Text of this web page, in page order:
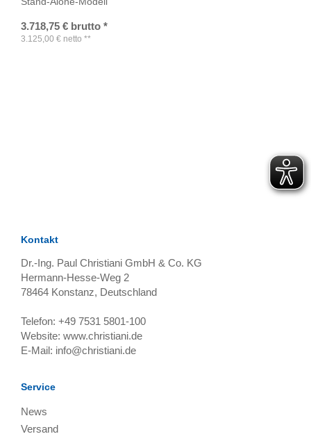
3.718,75 € brutto *
3.125,00 € netto **
Kontakt
Dr.-Ing. Paul Christiani GmbH & Co. KG
Hermann-Hesse-Weg 2
78464 Konstanz, Deutschland
Telefon: +49 7531 5801-100
Website: www.christiani.de
E-Mail: info@christiani.de
Service
News
Versand